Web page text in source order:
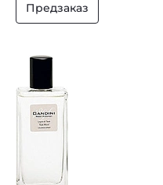
Предзаказ